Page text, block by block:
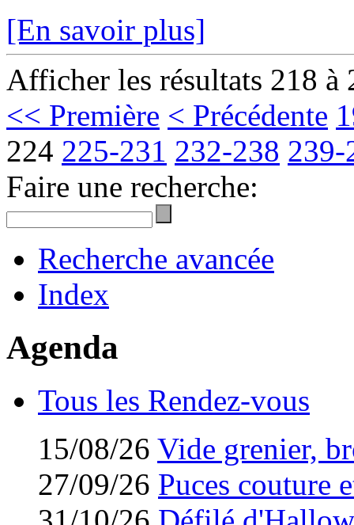
[En savoir plus]
Afficher les résultats 218 à
<< Première < Précédente
224 225-231 232-238 239-
Faire une recherche:
Recherche avancée
Index
Agenda
Tous les Rendez-vous
15/08/26 Vide grenier,
27/09/26 Puces couture